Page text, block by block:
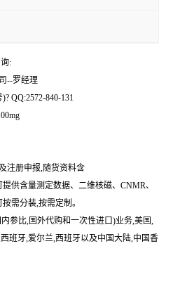
:
--罗经理
QQ:2572-840-131
注册申报,随货资料含
供含量测定数据、二维核磁、CNMR、
需分装,按需定制。
参比,国外代购和一次性进口)业务,美国,
班牙,爱尔兰,西班牙以及中国大陆,中国香